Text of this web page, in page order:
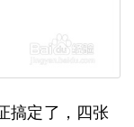
搞定了，四张